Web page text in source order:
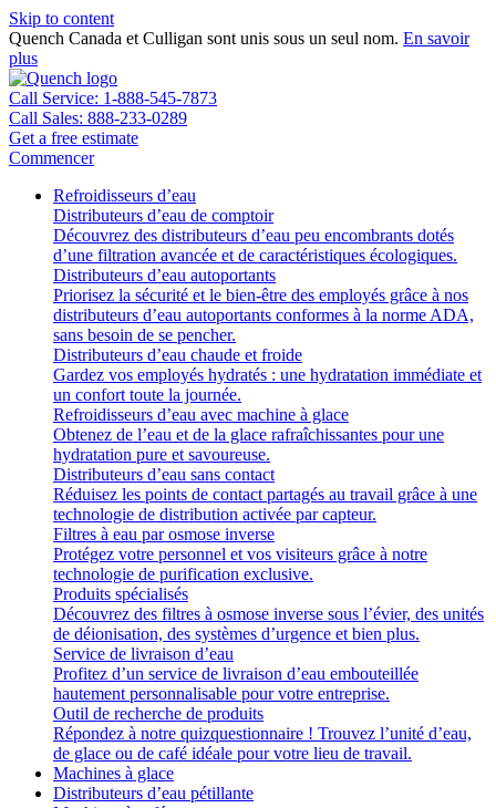
Skip to content
Quench Canada et Culligan sont unis sous un seul nom. En savoir
plus
Call Service: 1-888-545-7873
Call Sales: 888-233-0289
Get a free estimate
Commencer
Refroidisseurs d’eau
Distributeurs d’eau de comptoir
Découvrez des distributeurs d’eau peu encombrants dotés
d’une filtration avancée et de caractéristiques écologiques.
Distributeurs d’eau autoportants
Priorisez la sécurité et le bien-être des employés grâce à nos
distributeurs d’eau autoportants conformes à la norme ADA,
sans besoin de se pencher.
Distributeurs d’eau chaude et froide
Gardez vos employés hydratés : une hydratation immédiate et
un confort toute la journée.
Refroidisseurs d’eau avec machine à glace
Obtenez de l’eau et de la glace rafraîchissantes pour une
hydratation pure et savoureuse.
Distributeurs d’eau sans contact
Réduisez les points de contact partagés au travail grâce à une
technologie de distribution activée par capteur.
Filtres à eau par osmose inverse
Protégez votre personnel et vos visiteurs grâce à notre
technologie de purification exclusive.
Produits spécialisés
Découvrez des filtres à osmose inverse sous l’évier, des unités
de déionisation, des systèmes d’urgence et bien plus.
Service de livraison d’eau
Profitez d’un service de livraison d’eau embouteillée
hautement personnalisable pour votre entreprise.
Outil de recherche de produits
Répondez à notre quizquestionnaire ! Trouvez l’unité d’eau,
de glace ou de café idéale pour votre lieu de travail.
Machines à glace
Distributeurs d’eau pétillante